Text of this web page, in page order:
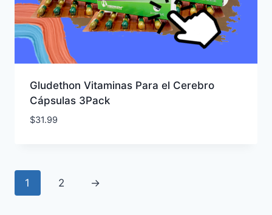
Gludethon Vitaminas Para el Cerebro
Cápsulas 3Pack
$31.99
1 2 →